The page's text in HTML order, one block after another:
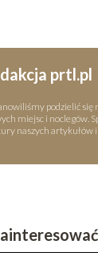
prtl.pl
podzielić się
miejsc i noclegów.
naszych artykułów